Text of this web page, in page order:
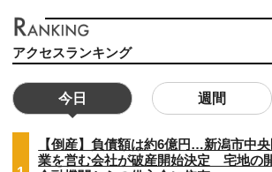
アクセスランキング
今日 週間
【倒産】負債額は約6億円…新潟市中
業を営む会社が破産開始決定 宅地の